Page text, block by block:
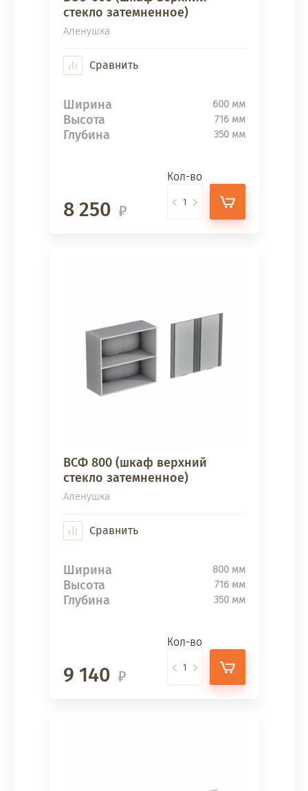
стекло затемненное)
Аленушка
Сравнить
Ширина 600 мм
Высота 716 мм
Глубина 350 мм
8 250
Кол-во
ВСФ 800 (шкаф верхний
стекло затемненное)
Аленушка
Сравнить
Ширина 800 мм
Высота 716 мм
Глубина 350 мм
9 140
Кол-во